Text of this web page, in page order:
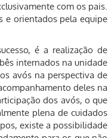
com os pais.
e orientados pela equipe
é a realização de
internados na unidade
avós na perspectiva de
deles na
dos avós, o que
plena de cuidados
existe a possibilidade